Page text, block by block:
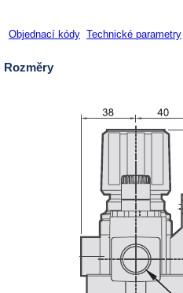
Objednací kódy Technické parametry
Rozměry